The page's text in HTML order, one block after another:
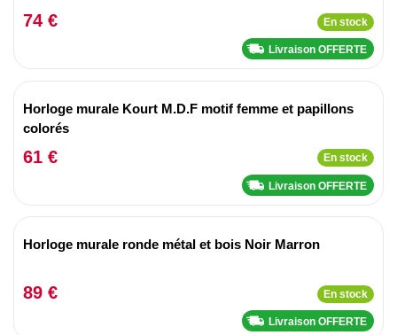
74 € En stock
Livraison OFFERTE
Horloge murale Kourt M.D.F motif femme et papillons
colorés
61 € En stock
Livraison OFFERTE
Horloge murale ronde métal et bois Noir Marron
89 € En stock
Livraison OFFERTE